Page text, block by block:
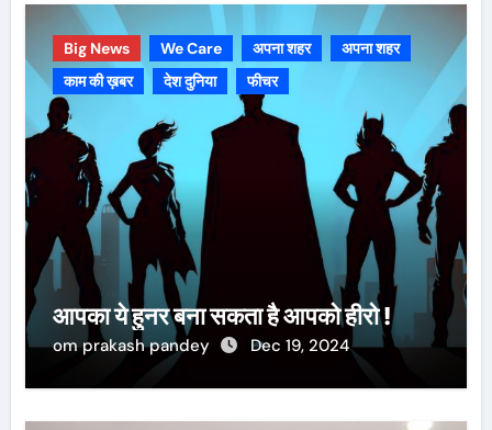
Big News We Care अपना शहर
अपना शहर
काम की ख़बर
देश दुनिया फीचर
आपका ये हुनर बना सकता है आपको हीरो !
om prakash pandey Dec 19, 2024